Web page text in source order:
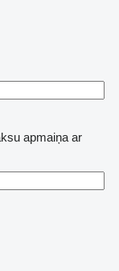
apmaiņa ar